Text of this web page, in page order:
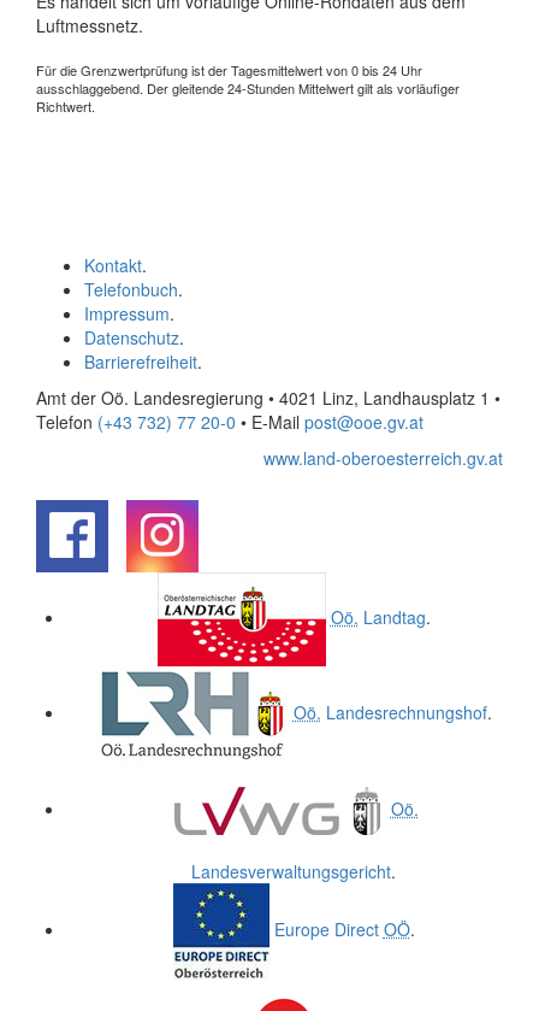
Luftmessnetz.
Für die Grenzwertprüfung ist der Tagesmittelwert von 0 bis 24 Uhr
ausschlaggebend. Der gleitende 24-Stunden Mittelwert gilt als vorläufiger
Richtwert.
Kontakt.
Telefonbuch.
Impressum.
Datenschutz.
Barrierefreiheit.
Amt der Oö. Landesregierung • 4021 Linz, Landhausplatz 1 •
Telefon (+43 732) 77 20-0 • E-Mail post@ooe.gv.at
www.land-oberoesterreich.gv.at
Oö. Landtag.
Oö. Landesrechnungshof.
Oö.
Landesverwaltungsgericht.
Europe Direct OÖ.